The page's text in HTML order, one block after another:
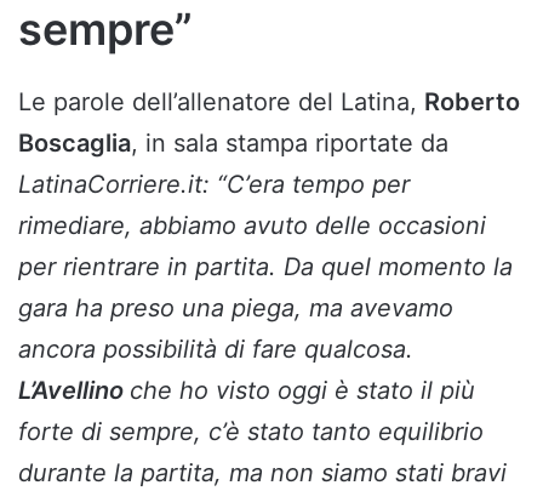
sempre”
Le parole dell’allenatore del Latina, Roberto
Boscaglia, in sala stampa riportate da
LatinaCorriere.it: “C’era tempo per
rimediare, abbiamo avuto delle occasioni
per rientrare in partita. Da quel momento la
gara ha preso una piega, ma avevamo
ancora possibilità di fare qualcosa.
L’Avellino che ho visto oggi è stato il più
forte di sempre, c’è stato tanto equilibrio
durante la partita, ma non siamo stati bravi